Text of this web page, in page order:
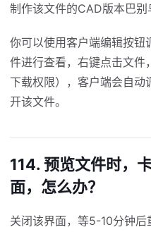
制作该文件的CAD版本巴
你可以使用客户端编辑按
件进行查看，右键点击文件
下载权限），客户端会自
开该文件。
114. 预览文件时，
面，怎么办？
关闭该界面，等5-10分钟后